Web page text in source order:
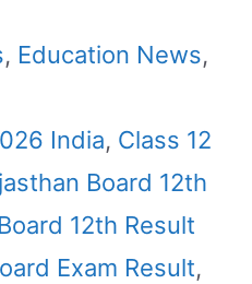
, Education News,
India, Class 12
Board 12th
12th Result
Exam Result,